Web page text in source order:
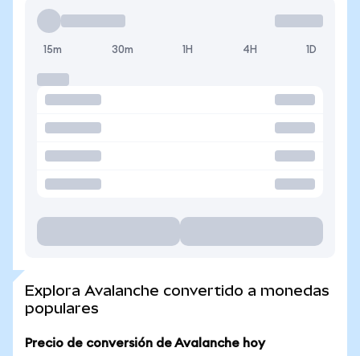
15m 30m 1H 4H 1D
Explora Avalanche convertido a monedas
populares
Precio de conversión de Avalanche hoy